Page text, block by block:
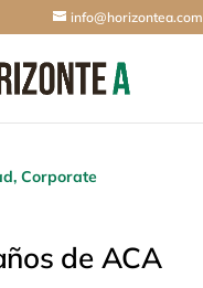
info@horizontea.com
, Corporate
de ACA